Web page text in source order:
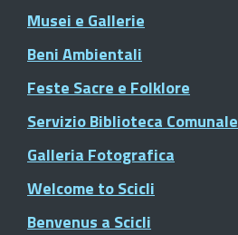
Musei e Gallerie
Beni Ambientali
Feste Sacre e Folklore
Servizio Biblioteca Comunale
Galleria Fotografica
Welcome to Scicli
Benvenus a Scicli